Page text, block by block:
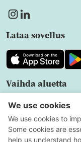
Lataa sovellus
Vaihda aluetta
FI